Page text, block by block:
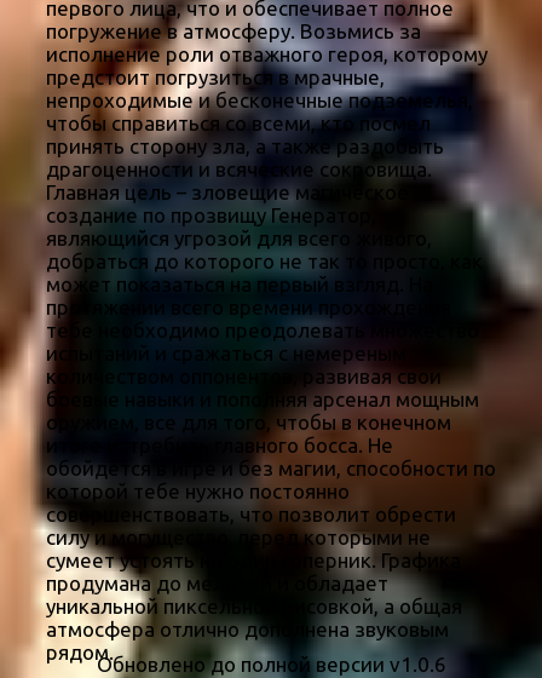
первого лица, что и обеспечивает полное
погружение в атмосферу. Возьмись за
исполнение роли отважного героя, которому
предстоит погрузиться в мрачные,
непроходимые и бесконечные подземелья,
чтобы справиться со всеми, кто посмел
принять сторону зла, а также раздобыть
драгоценности и всяческие сокровища.
Главная цель – зловещие магическое
создание по прозвищу Генератор,
являющийся угрозой для всего живого,
добраться до которого не так то просто, как
может показаться на первый взгляд. На
протяжении всего времени прохождения
тебе необходимо преодолевать множество
испытаний и сражаться с немереным
количеством оппонентов, развивая свои
боевые навыки и пополняя арсенал мощным
оружием, все для того, чтобы в конечном
итоге истребить главного босса. Не
обойдется в игре и без магии, способности по
которой тебе нужно постоянно
совершенствовать, что позволит обрести
силу и могущество, перед которыми не
сумеет устоять ни один соперник. Графика
продумана до мелочей и обладает
уникальной пиксельной рисовкой, а общая
атмосфера отлично дополнена звуковым
рядом.
Обновлено до полной версии v1.0.6